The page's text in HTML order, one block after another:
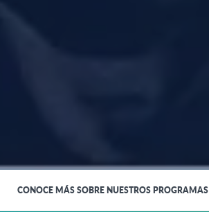
CONOCE MÁS SOBRE NUESTROS PROGRAMAS